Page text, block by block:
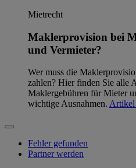
Mietrecht
Maklerprovision bei
und Vermieter?
Wer muss die
zahlen? Hier finden Sie alle
Maklergebühren für Mieter
wichtige Ausnahmen. Artikel
Fehler gefunden
Partner werden